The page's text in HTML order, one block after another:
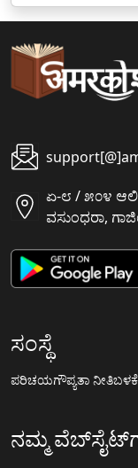
ಏ-೮ / ೫೦೪
ವಸುಂಧರಾ,
ಸಂಸ್ಥೆ
ಪರಿಚಯಗೌಪ್ಯತಾ ನೀತಿ
ನಮ್ಮ